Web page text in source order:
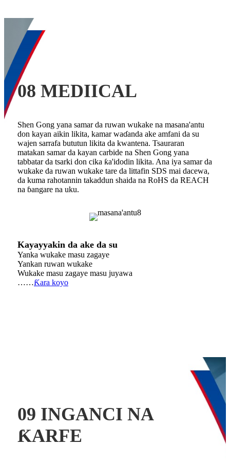
08 MEDIICAL
Shen Gong yana samar da ruwan wukake na masana'antu
don kayan aikin likita, kamar waɗanda ake amfani da su
wajen sarrafa bututun likita da kwantena. Tsauraran
matakan samar da kayan carbide na Shen Gong yana
tabbatar da tsarki don cika ƙa'idodin likita. Ana iya samar da
wukake da ruwan wukake tare da littafin SDS mai dacewa,
da kuma rahotannin takaddun shaida na RoHS da REACH
na ɓangare na uku.
Kayayyakin da ake da su
Yanka wukake masu zagaye
Yankan ruwan wukake
Wukake masu zagaye masu juyawa
……Ƙara koyo
09 INGANCI NA
ƘARFE